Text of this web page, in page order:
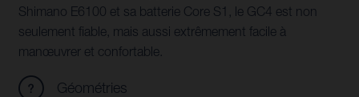
Shimano E6100 et sa batterie Core S1, le GC4 est non
seulement fiable, mais aussi extrêmement facile à
manœuvrer et confortable.
Géométries